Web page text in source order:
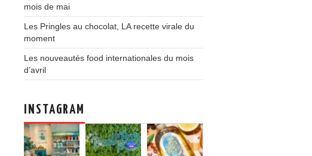
mois de mai
Les Pringles au chocolat, LA recette virale du
moment
Les nouveautés food internationales du mois
d’avril
INSTAGRAM